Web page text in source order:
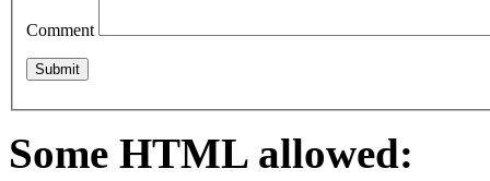
Comment
Some HTML allowed: